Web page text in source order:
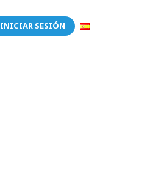
INICIAR SESIÓN